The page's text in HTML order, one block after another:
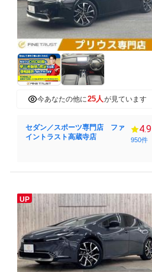
今あなたの他に25人が見ています
セダン／スポーツ専門店 ファ
イントラスト高蔵寺店
4.9
950件
UP